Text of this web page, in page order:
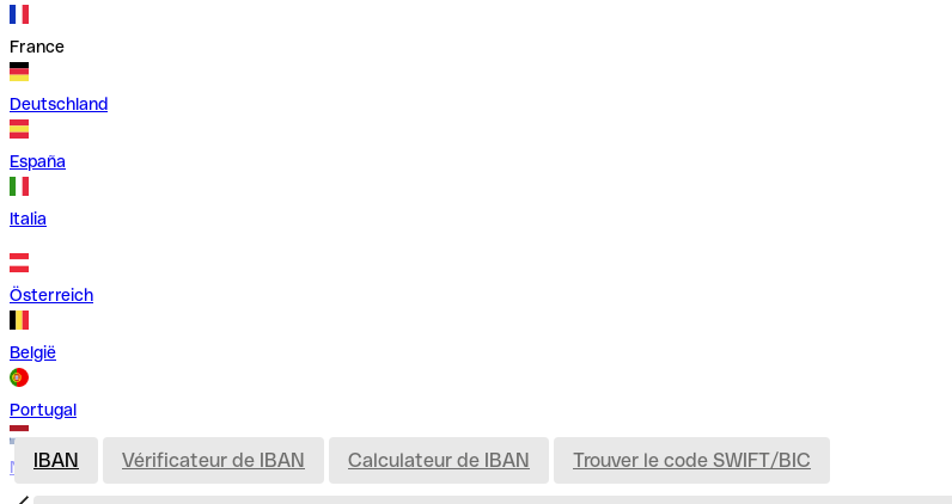
France
Deutschland
España
Italia
Österreich
België
Portugal
Nederland
IBAN Vérificateur de IBAN Calculateur de IBAN Trouver le code SWIFT/BIC